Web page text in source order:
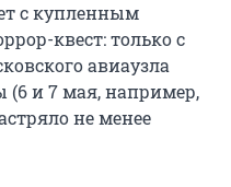
с купленным
квест: только с
авиаузла
и 7 мая, например,
не менее